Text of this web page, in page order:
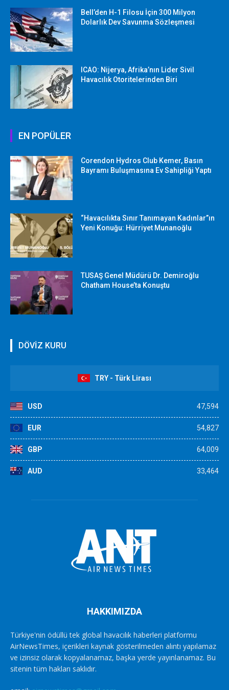
Bell’den H-1 Filosu İçin 300 Milyon
Dolarlık Dev Savunma Sözleşmesi
ICAO: Nijerya, Afrika’nın Lider Sivil
Havacılık Otoritelerinden Biri
EN POPÜLER
Corendon Hydros Club Kemer, Basın
Bayramı Buluşmasına Ev Sahipliği Yaptı
“Havacılıkta Sınır Tanımayan Kadınlar”ın
Yeni Konuğu: Hürriyet Munanoğlu
TUSAŞ Genel Müdürü Dr. Demiroğlu
Chatham House’ta Konuştu
DÖVİZ KURU
TRY - Türk Lirası
USD 47,594
EUR 54,827
GBP 64,009
AUD 33,464
HAKKIMIZDA
Türkiye'nin ödüllü tek global havacılık haberleri platformu
AirNewsTimes, içerikleri kaynak gösterilmeden alıntı yapılamaz
ve izinsiz olarak kopyalanamaz, başka yerde yayınlanamaz. Bu
sitenin tüm hakları saklıdır.